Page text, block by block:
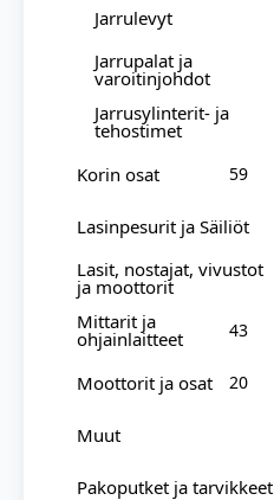
Jarrulevyt
Jarrupalat ja
varoitinjohdot
Jarrusylinterit- ja
tehostimet
Korin osat 59
Lasinpesurit ja Säiliöt
Lasit, nostajat, vivustot
ja moottorit
Mittarit ja
ohjainlaitteet 43
Moottorit ja osat 20
Muut
Pakoputket ja tarvikkeet